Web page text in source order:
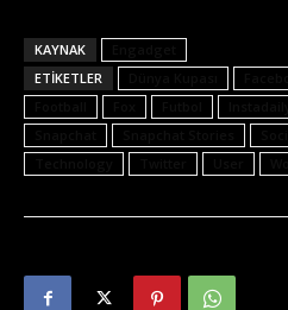
KAYNAK
ETIKETLER